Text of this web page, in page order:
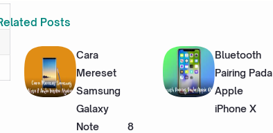
Posts
Cara
Mereset
Samsung
Galaxy
Note 8
Bluetooth
Pairing Pada
Apple
iPhone X